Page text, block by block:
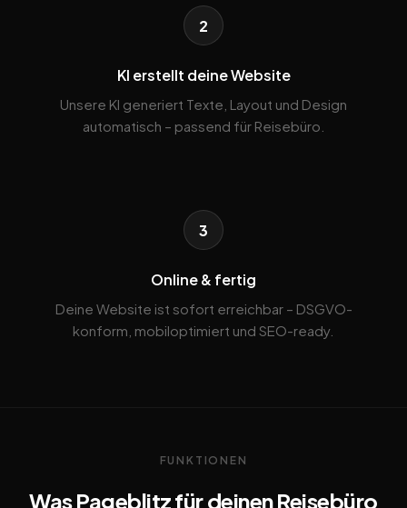
2
KI erstellt deine Website
Unsere KI generiert Texte, Layout und Design
automatisch – passend für Reisebüro.
3
Online & fertig
Deine Website ist sofort erreichbar – DSGVO-
konform, mobiloptimiert und SEO-ready.
FUNKTIONEN
Was Pageblitz für deinen Reisebüro